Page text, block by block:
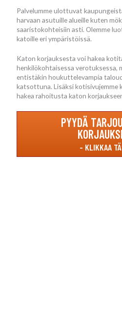
Palvelumme ulottuvat
harvaan asutuille alueille kuten
saaristokohteisiin asti. Olemme
katoille eri ympäristöissä.
Katon korjauksesta voi hakea
henkilökohtaisessa verotuksessa,
entistäkin houkuttelevampia
katsottuna. Lisäksi kotisivujemme
hakea rahoitusta katon
PYYDÄ